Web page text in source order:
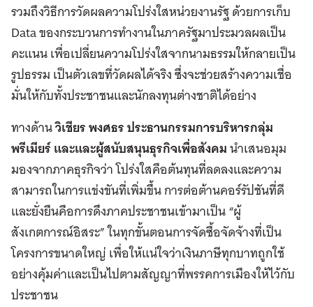
รวมถึงวิธีการวัดผลความโปร่งใสหน่วยงานรัฐ ด้วยการเก็บ
Data ของกระบวนการทำงานในภาครัฐมาประมวลผลเป็น
คะแนน เพื่อเปลี่ยนความโปร่งใสจากนามธรรมให้กลายเป็น
รูปธรรม เป็นตัวเลขที่วัดผลได้จริง ซึ่งจะช่วยสร้างความเชื่อ
มั่นให้กับทั้งประชาชนและนักลงทุนต่างชาติได้อย่าง
ทางด้านวิเชียร พงศธรประธานกรรมการบริหารกลุ่ม
พรีเมียร์ และและผู้สนับสนุนธุรกิจเพื่อสังคมนำเสนอมุม
มองจากภาคธุรกิจว่า โปร่งใสคือต้นทุนที่ลดลงและความ
สามารถในการแข่งขันที่เพิ่มขึ้น การต่อต้านคอร์รัปชันที่ดี
และยั่งยืนคือการดึงภาคประชาชนเข้ามาเป็น “ผู้
สังเกตการณ์อิสระ” ในทุกขั้นตอนการจัดซื้อจัดจ้างที่เป็น
โครงการขนาดใหญ่ เพื่อให้แน่ใจว่าเงินภาษีทุกบาทถูกใช้
อย่างคุ้มค่าและเป็นไปตามสัญญาที่พรรคการเมืองให้ไว้กับ
ประชาชน